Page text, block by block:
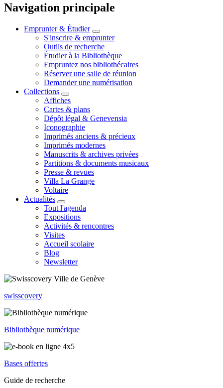
Navigation principale
Emprunter & Étudier
S'inscrire & emprunter
Outils de recherche
Étudier à la Bibliothèque
Empruntez nos bibliothécaires
Réserver une salle de réunion
Demander une numérisation
Collections
Affiches
Cartes & plans
Dépôt légal & Genevensia
Iconographie
Imprimés anciens & précieux
Imprimés modernes
Manuscrits & archives privées
Partitions & documents musicaux
Presse & revues
Villa La Grange
Voltaire
Actualités
Tout l'agenda
Expositions
Activités & rencontres
Visites
Accueil scolaire
Blog
Newsletter
swisscovery
Bibliothèque numérique
Bases offertes
Guide de recherche